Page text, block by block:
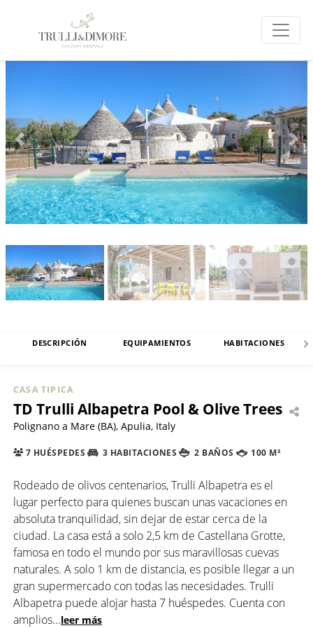
DESCRIPCIÓN EQUIPAMIENTOS HABITACIONES
CASA TIPICA
TD Trulli Albapetra Pool & Olive Trees
Polignano a Mare (BA), Apulia, Italy
7 HUÉSPEDES 3 HABITACIONES 2 BAÑOS 100 M²
Rodeado de olivos centenarios, Trulli Albapetra es el
lugar perfecto para quienes buscan unas vacaciones en
absoluta tranquilidad, sin dejar de estar cerca de la
ciudad. La casa está a solo 2,5 km de Castellana Grotte,
famosa en todo el mundo por sus maravillosas cuevas
naturales. A solo 1 km de distancia, es posible llegar a un
gran supermercado con todas las necesidades. Trulli
Albapetra puede alojar hasta 7 huéspedes. Cuenta con
amplios...leer más